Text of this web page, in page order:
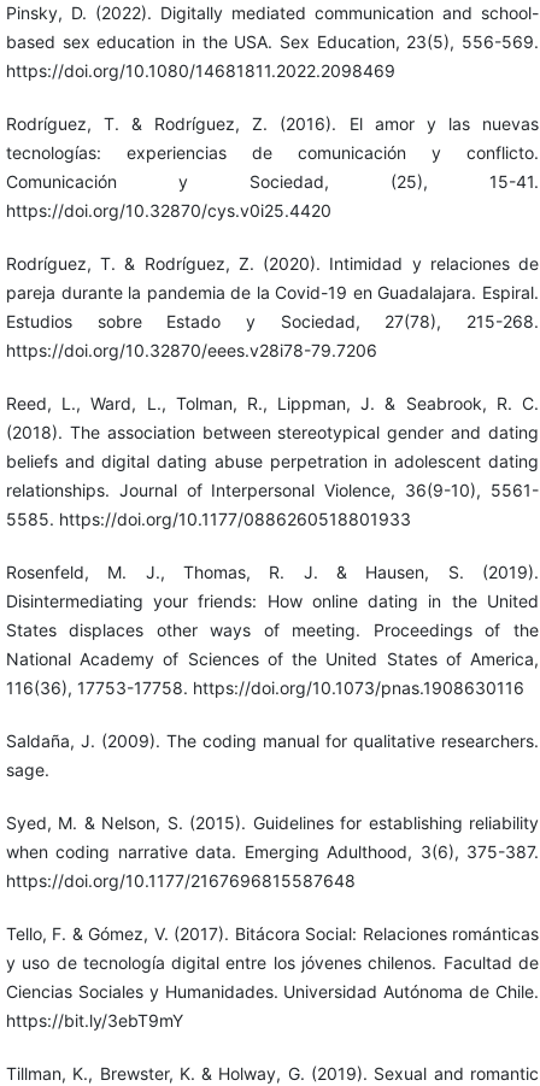
Pinsky, D. (2022). Digitally mediated communication and school-
based sex education in the USA. Sex Education, 23(5), 556-569.
https://doi.org/10.1080/14681811.2022.2098469
Rodríguez, T. & Rodríguez, Z. (2016). El amor y las nuevas
tecnologías: experiencias de comunicación y conflicto.
Comunicación y Sociedad, (25), 15-41.
https://doi.org/10.32870/cys.v0i25.4420
Rodríguez, T. & Rodríguez, Z. (2020). Intimidad y relaciones de
pareja durante la pandemia de la Covid-19 en Guadalajara. Espiral.
Estudios sobre Estado y Sociedad, 27(78), 215-268.
https://doi.org/10.32870/eees.v28i78-79.7206
Reed, L., Ward, L., Tolman, R., Lippman, J. & Seabrook, R. C.
(2018). The association between stereotypical gender and dating
beliefs and digital dating abuse perpetration in adolescent dating
relationships. Journal of Interpersonal Violence, 36(9-10), 5561-
5585. https://doi.org/10.1177/0886260518801933
Rosenfeld, M. J., Thomas, R. J. & Hausen, S. (2019).
Disintermediating your friends: How online dating in the United
States displaces other ways of meeting. Proceedings of the
National Academy of Sciences of the United States of America,
116(36), 17753-17758. https://doi.org/10.1073/pnas.1908630116
Saldaña, J. (2009). The coding manual for qualitative researchers.
sage.
Syed, M. & Nelson, S. (2015). Guidelines for establishing reliability
when coding narrative data. Emerging Adulthood, 3(6), 375-387.
https://doi.org/10.1177/2167696815587648
Tello, F. & Gómez, V. (2017). Bitácora Social: Relaciones románticas
y uso de tecnología digital entre los jóvenes chilenos. Facultad de
Ciencias Sociales y Humanidades. Universidad Autónoma de Chile.
https://bit.ly/3ebT9mY
Tillman, K., Brewster, K. & Holway, G. (2019). Sexual and romantic